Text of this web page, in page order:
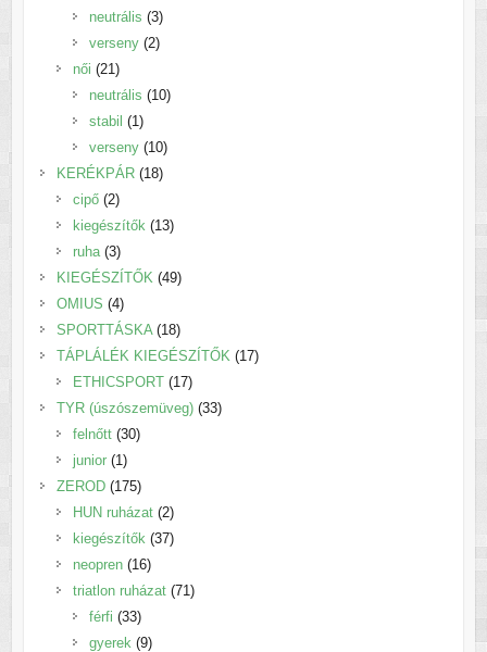
termék
neutrális 33
termék
verseny 22
női 21 21
termék
neutrális 1010
stabil 1 1
termék
verseny 1010
termék
KERÉKPÁR 1818
cipő 22
termék
kiegészítők 1313
ruha 33
termék
KIEGÉSZÍTŐK 4949
OMIUS 44
termék
SPORTTÁSKA 1818
termék
TÁPLÁLÉK KIEGÉSZÍTŐK 1717
ETHICSPORT 1717
termék
TYR (úszószemüveg) 3333
felnőtt 3030
junior 1 1
termék
ZEROD 175175
termék
HUN ruházat 22
termék
kiegészítők 3737
neopren 1616
termék
triatlon ruházat 71 71
férfi 3333
termék
gyerek 99